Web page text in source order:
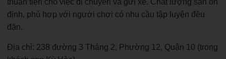
định, phù hợp với người chơi có nhu cầu tập luyện đều
đặn.
Địa chỉ: 238 đường 3 Tháng 2, Phường 12, Quận 10 (trong